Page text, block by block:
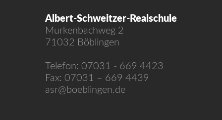
Albert-Schweitzer-Realschule
Murkenbachweg 2
71032 Böblingen
Telefon: 07031 - 669 4423
Fax: 07031 – 669 4439
asr@boeblingen.de